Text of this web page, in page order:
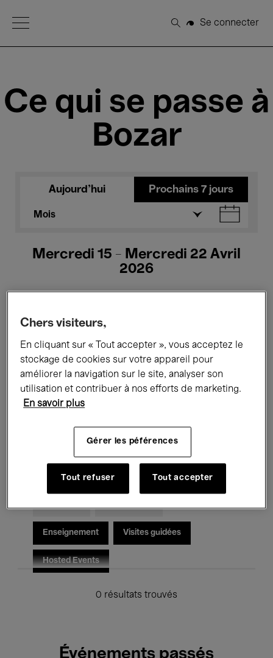
Open Menu
Rechercher
Se connecter
Ce qui se passe à
Bozar
Aujourd'hui Prochains 7 jours
Mois
Mercredi 15 - Mercredi 22 Avril
2026
Tous les événements Concerts
Expositions Films Performances
Rencontres & Débats
Musique classique Global Music
Musique électronique
Enseignement Visites guidées
Hosted Events
0 résultats trouvés
Événements passés
Chers visiteurs,
En cliquant sur « Tout accepter », vous acceptez le
stockage de cookies sur votre appareil pour
améliorer la navigation sur le site, analyser son
utilisation et contribuer à nos efforts de marketing.
En savoir plus
Gérer les péférences
Tout refuser Tout accepter